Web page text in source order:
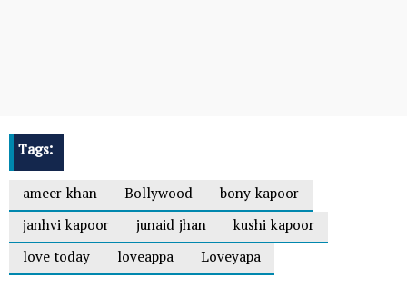
Tags:
ameer khan
Bollywood
bony kapoor
janhvi kapoor
junaid jhan
kushi kapoor
love today
loveappa Loveyapa